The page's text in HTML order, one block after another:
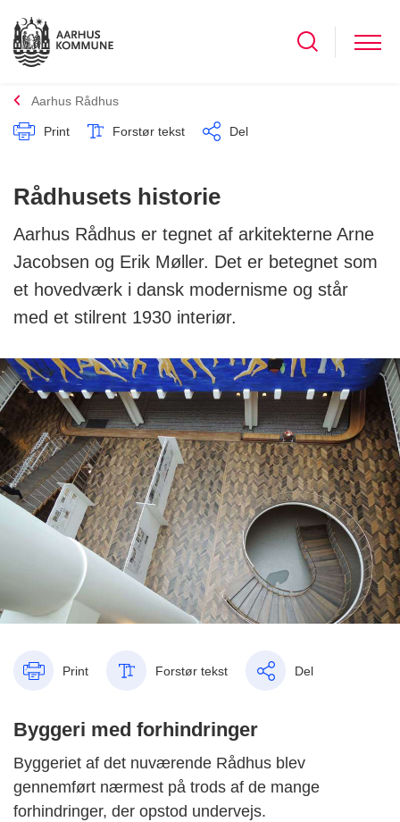
Aarhus Rådhus
Print Forstør tekst Del
Rådhusets historie
Aarhus Rådhus er tegnet af arkitekterne Arne
Jacobsen og Erik Møller. Det er betegnet som
et hovedværk i dansk modernisme og står
med et stilrent 1930 interiør.
Print Forstør tekst Del
Byggeri med forhindringer
Byggeriet af det nuværende Rådhus blev
gennemført nærmest på trods af de mange
forhindringer, der opstod undervejs.